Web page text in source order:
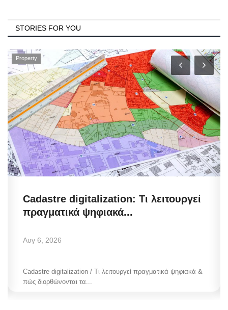
STORIES FOR YOU
Property
Cadastre digitalization: Τι λειτουργεί
πραγματικά ψηφιακά...
Αυγ 6, 2026
Cadastre digitalization / Τι λειτουργεί πραγματικά ψηφιακά &
πώς διορθώνονται τα...